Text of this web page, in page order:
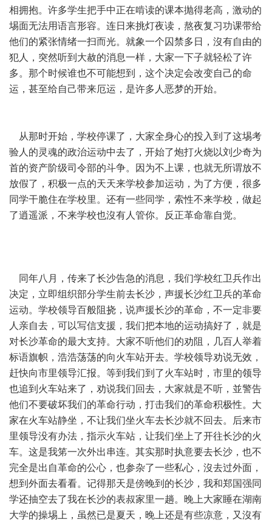
相拥抱。许多学生把手中正在啃读的课本抛得老高，激动的
埸面无法用语言形容。连日来挑灯夜读，熬夜复习功课带给
他们的紧张情绪一扫而光。就象一个囚禁多日，沒有自由的
犯人，突然听到大赦的消息一样，大家一下子就轻松了许
多。那个时候谁也不可能想到，这个决定会改变自己的命
运，甚至给自己带来厄运，是许多人恶梦的开始。
从那时开始，学校停课了，大家全身心的投入到了这埸考
验人的灵魂的政治运动中去了，开始了炮打火烧以刘少奇为
首的资产阶级司令部的斗争。因为不上课，也就无所谓放不
放假了，积极一点的天天来学校参加运动，为了方便，很多
同学干脆住在学校里。还有一些同学，索性不来学校，做起
了逍遥派，不来学校也沒有人管你。反正革命靠自觉。
同年八月，传来了长沙告急的消息，我们学校红卫兵作出
决定，立即组织部分学生前去长沙，声援长沙红卫兵的革命
运动。学校领导百般阻挠，说声援长沙的革命，不一定非要
人亲自去，可以写信支援，我们把本地的运动搞好了，就是
对长沙革命的最大支持。大家不听他们的劝阻，几百人举着
标语旗帜，浩浩荡荡的向火车站开去。学校领导劝说无效，
赶快向市里领导汇报。等到我们到了火车站时，市里的领导
也追到火车站来了，劝说我们回去，大家就是不听，並警告
他们不要破坏我们的革命行动，打击我们的革命积极性。大
家在火车站静坐，不让我们坐火车去长沙就不回去。后来市
里领导没有办法，指示火车站，让我们坐上了开往长沙的火
车。这是我笫一次外出串连。其实那时执意要去长沙，也不
完全是出自革命的公心，也参杂了一些私心，沒去过外面，
想到外面去看看。记得那天是傍晚到的长沙，我和郑国强同
学还抽空去了我在长沙的表叔家里一趟。晚上大家睡在湖南
大学的操埸上，虽然已是夏天，晚上还是有些凉意，又沒有